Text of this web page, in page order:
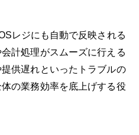
レジにも自動で反映される
計処理がスムーズに行える
供遅れといったトラブルの
の業務効率を底上げする役